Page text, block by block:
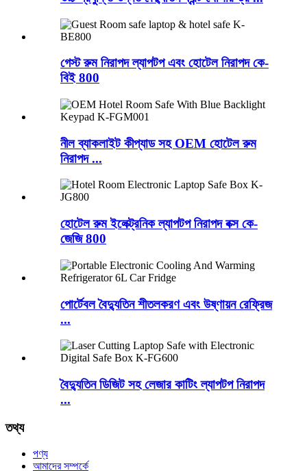
গেস্ট রুম নিরাপদ ল্যাপটপ এবং হোটেল নিরাপদ কে-
বিই 800
নীল ব্যাকলাইট কীপ্যাড সহ OEM হোটেল রুম
নিরাপদ ...
হোটেল রুম ইলেক্ট্রনিক ল্যাপটপ নিরাপদ বক্স কে-
জেজি 800
পোর্টেবল বৈদ্যুতিন শীতলকরণ এবং উষ্ণায়ন রেফ্রিজ
...
বৈদ্যুতিন ডিজিট সহ লেজার কাটিং ল্যাপটপ নিরাপদ
...
তথ্য
পণ্য
আমাদের সম্পর্কে